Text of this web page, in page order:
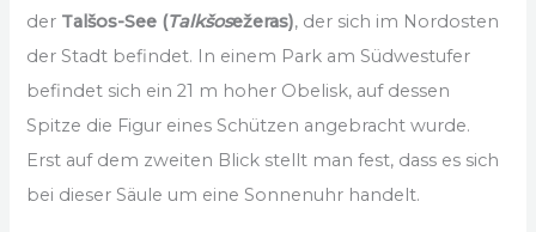
der Talšos-See (Talkšosežeras), der sich im Nordosten
der Stadt befindet. In einem Park am Südwestufer
befindet sich ein 21 m hoher Obelisk, auf dessen
Spitze die Figur eines Schützen angebracht wurde.
Erst auf dem zweiten Blick stellt man fest, dass es sich
bei dieser Säule um eine Sonnenuhr handelt.